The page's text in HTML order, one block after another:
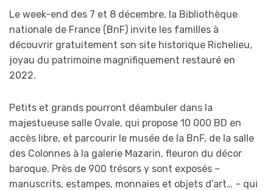
Le week-end des 7 et 8 décembre, la Bibliothèque
nationale de France (BnF) invite les familles à
découvrir gratuitement son site historique Richelieu,
joyau du patrimoine magnifiquement restauré en
2022.
Petits et grands pourront déambuler dans la
majestueuse salle Ovale, qui propose 10 000 BD en
accès libre, et parcourir le musée de la BnF, de la salle
des Colonnes à la galerie Mazarin, fleuron du décor
baroque. Près de 900 trésors y sont exposés –
manuscrits, estampes, monnaies et objets d’art… – qui